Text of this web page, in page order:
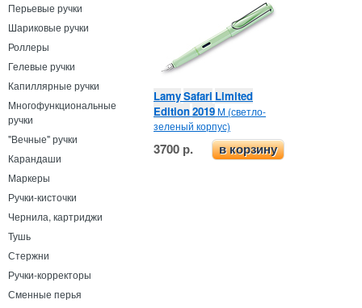
Перьевые ручки
Шариковые ручки
Роллеры
Гелевые ручки
Капиллярные ручки
Многофункциональные
ручки
"Вечные" ручки
Карандаши
Маркеры
Ручки-кисточки
Чернила, картриджи
Тушь
Стержни
Ручки-корректоры
Сменные перья
LamySafari Limited
Edition2019M (светло-
зеленый корпус)
3700 р. в корзину